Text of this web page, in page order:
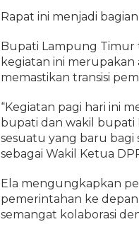
r
r
a
s
D
a
l
a
m
e
w
u
j
Rapat ini menjadi
Bupati Lampung Timur
kegiatan ini
memastikan transisi
“Kegiatan pagi hari ini
bupati dan wakil
sesuatu yang baru bagi
sebagai Wakil Ketua
Ela mengungkapkan
pemerintahan ke
semangat kolaborasi